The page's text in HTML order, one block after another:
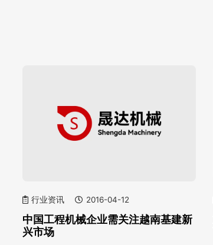
行业资讯 2016-04-12
中国工程机械企业需关注越南基建新
兴市场